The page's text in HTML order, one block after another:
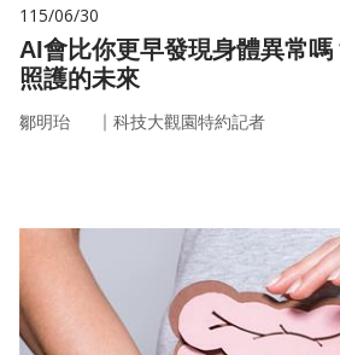
115/06/30
AI會比你更早發現身體異常
照護的未來
鄒明珆 ｜ 科技大觀園特約記者